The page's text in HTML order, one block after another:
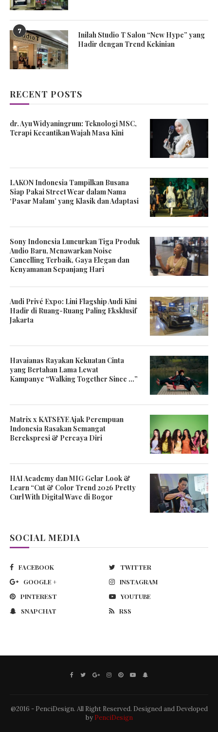
7
Inilah Studio T Salon “New Hype” yang
Hadir dengan Trend Kekinian
RECENT POSTS
dr. Ayu Widyaningrum: Teknologi MSC,
Terapi Kecantikan Wajah Masa Kini
LAKON Indonesia Tampilkan Busana
Siap Pakai Street Wear dalam Nama
‘Pasar Malam’ yang Klasik dan Adaptasi
Sony Indonesia Luncurkan Tiga Produk
Audio Baru, Menawarkan Noise
Cancelling Terbaik, Gaya Elegan dan
Kenyamanan Sepanjang Hari
Audi Privé Expo: Lini Flagship Audi Kini
Hadir di Ruang-Ruang Paling Eksklusif
Jakarta
Havaianas Rayakan Kekuatan Cinta
yang Bertahan Lama Lewat
Kampanye “Walking Together Since …”
Matrix x KATSEYE Ajak Perempuan
Indonesia Rasakan Semangat
Berekspresi & Percaya Diri
HAI Academy dan MIG Gelar Look &
Learn “Cut & Color Trend 2026 Pretty
Curl With Digital Wave di Bogor
SOCIAL MEDIA
FACEBOOK
TWITTER
GOOGLE +
INSTAGRAM
PINTEREST
YOUTUBE
SNAPCHAT
RSS
@2016 - PenciDesign. All Right Reserved. Designed and Developed
by PenciDesign